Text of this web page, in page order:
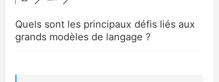
Quels sont les principaux défis liés aux
grands modèles de langage ?